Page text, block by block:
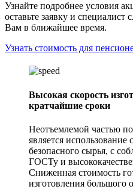
Узнайте подробнее условия
оставьте заявку и
Вам в ближайшее время.
Узнать стоимость для
Высокая скорость
кратчайшие сроки
Неотъемлемой частью
является
безопасного сырья, с
ГОСТу и
Сниженная стоимость
изготовления большого